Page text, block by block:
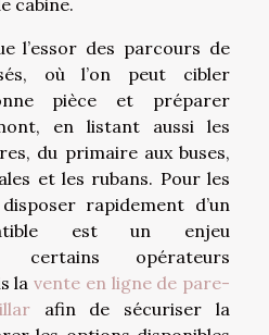
l’essor des parcours de
où l’on peut cibler
pièce et préparer
en listant aussi les
du primaire aux buses,
et les rubans. Pour les
rapidement d’un
est un enjeu
certains opérateurs
lavente en ligne de pare-
afin de sécuriser la